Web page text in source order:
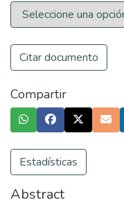
Citar documento
Compartir
Estadísticas
Abstract